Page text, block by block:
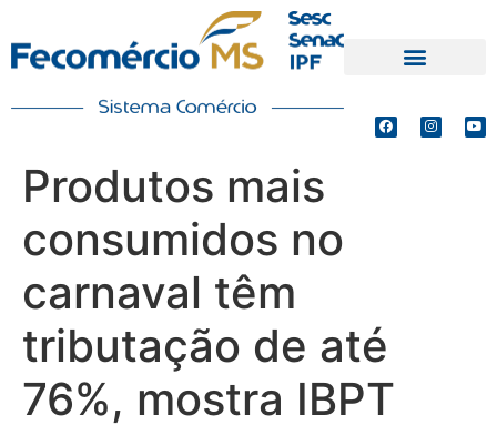
Produtos mais
consumidos no
carnaval têm
tributação de até
76%, mostra IBPT